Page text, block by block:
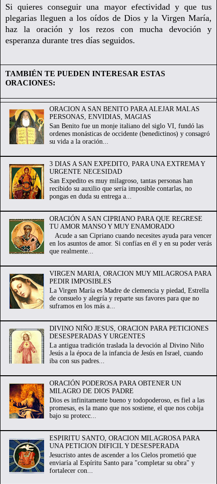
Si quieres conseguir una mayor efectividad y que tus
plegarias lleguen a los oídos de Dios y la Virgen María,
haz la oración y los rezos con mucha devoción y
esperanza durante tres días seguidos.
TAMBIÉN TE PUEDEN INTERESAR ESTAS
ORACIONES:
ORACION A SAN BENITO PARA ALEJAR MALAS
PERSONAS, ENVIDIAS, MAGIAS
San Benito fue un monje italiano del siglo VI, fundó las
ordenes monásticas de occidente (benedictinos) y consagró
su vida a la oración...
3 DIAS A SAN EXPEDITO, PARA UNA EXTREMA Y
URGENTE NECESIDAD
San Expedito es muy milagroso, tantas personas han
recibido su auxilio que sería imposible contarlas, no
pongas en duda su entrega a...
ORACIÓN A SAN CIPRIANO PARA QUE REGRESE
TU AMOR MANSO Y MUY ENAMORADO
Acude a san Cipriano cuando necesites ayuda para vencer
en los asuntos de amor. Si confías en él y en su poder verás
que realmente...
VIRGEN MARIA, ORACION MUY MILAGROSA PARA
PEDIR IMPOSIBLES
La Virgen María es Madre de clemencia y piedad, Estrella
de consuelo y alegría y reparte sus favores para que no
suframos en los más a...
DIVINO NIÑO JESUS, ORACION PARA PETICIONES
DESESPERADAS Y URGENTES
La antigua tradición traslada la devoción al Divino Niño
Jesús a la época de la infancia de Jesús en Israel, cuando
iba con sus padres...
ORACIÓN PODEROSA PARA OBTENER UN
MILAGRO DE DIOS PADRE
Dios es infinitamente bueno y todopoderoso, es fiel a las
promesas, es la mano que nos sostiene, el que nos cobija
bajo su protecc...
ESPIRITU SANTO, ORACION MILAGROSA PARA
UNA PETICION DIFICIL Y DESESPERADA
Jesucristo antes de ascender a los Cielos prometió que
enviaría al Espíritu Santo para "completar su obra" y
fortalecer con...